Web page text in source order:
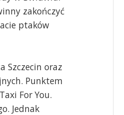
zakończyć
ptaków
Szczecin oraz
Punktem
For You.
Jednak